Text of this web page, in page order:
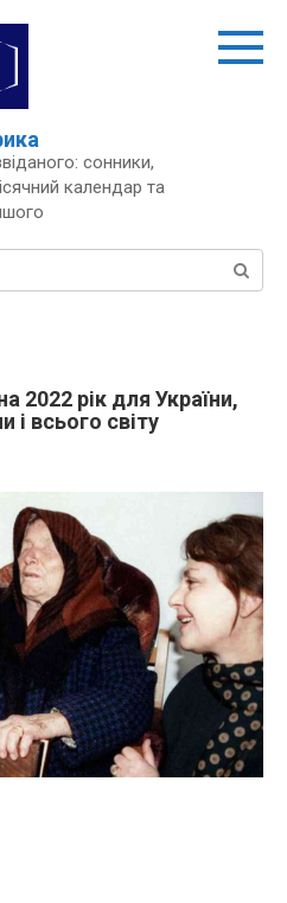
сонники,
календар та
2022 рік для України,
і всього світу